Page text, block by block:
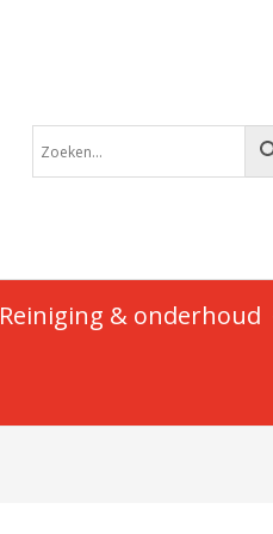
Reiniging & onderhoud